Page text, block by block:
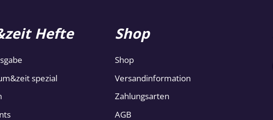
Hefte
spezial
Shop
Shop
Versandinformation
Zahlungsarten
AGB